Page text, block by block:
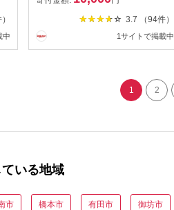
中
道・沖縄・離島への配送不
可 //dekopon
3.7 （94件）
1サイトで掲載中
1 2
いる地域
市 橋本市 有田市 御坊市